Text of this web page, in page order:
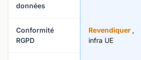
données
Conformité
RGPD
Revendiquer ,
infra UE